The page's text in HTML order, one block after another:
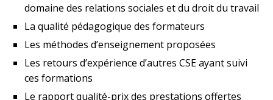
domaine des relations sociales et du droit du travail
La qualité pédagogique des formateurs
Les méthodes d’enseignement proposées
Les retours d’expérience d’autres CSE ayant suivi
ces formations
Le rapport qualité-prix des prestations offertes